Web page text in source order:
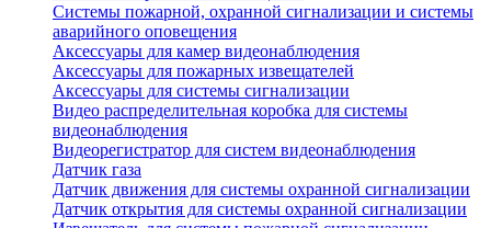
Системы пожарной, охранной сигнализации и системы
аварийного оповещения
Аксессуары для камер видеонаблюдения
Аксессуары для пожарных извещателей
Аксессуары для системы сигнализации
Видео распределительная коробка для системы
видеонаблюдения
Видеорегистратор для систем видеонаблюдения
Датчик газа
Датчик движения для системы охранной сигнализации
Датчик открытия для системы охранной сигнализации